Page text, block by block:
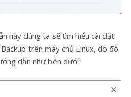
này đúng ta sẽ tìm hiểu cài đặt
trên máy chủ Linux, do đó
dẫn như bên dưới: